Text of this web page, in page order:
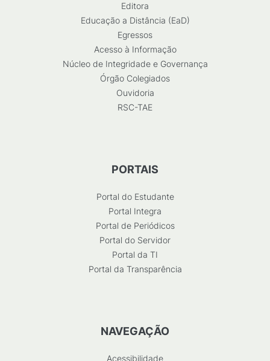
Editora
Educação a Distância (EaD)
Egressos
Acesso à Informação
Núcleo de Integridade e Governança
Órgão Colegiados
Ouvidoria
RSC-TAE
PORTAIS
Portal do Estudante
Portal Integra
Portal de Periódicos
Portal do Servidor
Portal da TI
Portal da Transparência
NAVEGAÇÃO
Acessibilidade